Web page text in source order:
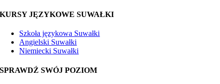
KURSY JĘZYKOWE SUWAŁKI
Szkoła językowa Suwałki
Angielski Suwałki
Niemiecki Suwałki
SPRAWDŹ SWÓJ POZIOM